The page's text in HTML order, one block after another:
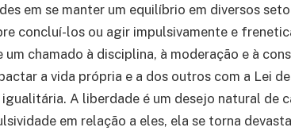
em se manter um equilíbrio em diversos
concluí-los ou agir impulsivamente e
um chamado à disciplina, à moderação e à
a vida própria e a dos outros com a Lei
A liberdade é um desejo natural de
em relação a eles, ela se torna